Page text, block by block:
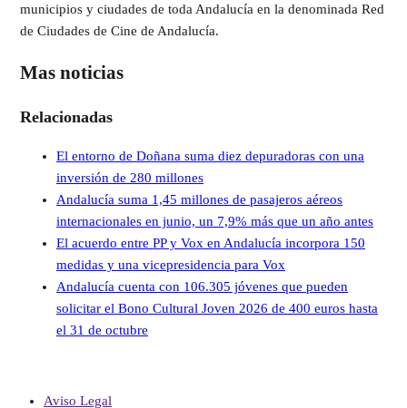
municipios y ciudades de toda Andalucía en la denominada Red
de Ciudades de Cine de Andalucía.
Mas noticias
Relacionadas
El entorno de Doñana suma diez depuradoras con una
inversión de 280 millones
Andalucía suma 1,45 millones de pasajeros aéreos
internacionales en junio, un 7,9% más que un año antes
El acuerdo entre PP y Vox en Andalucía incorpora 150
medidas y una vicepresidencia para Vox
Andalucía cuenta con 106.305 jóvenes que pueden
solicitar el Bono Cultural Joven 2026 de 400 euros hasta
el 31 de octubre
Aviso Legal